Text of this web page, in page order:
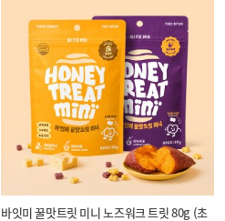
바잇미 꿀맛트릿 미니 노즈워크 트릿 80g (초